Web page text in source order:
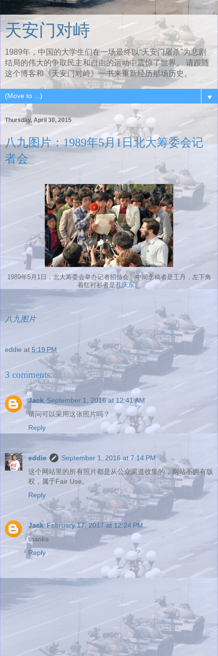
天安门对峙
1989年，中国的大学生们在一场最终以“天安门屠杀”为悲剧
结局的伟大的争取民主和自由的运动中震惊了世界。 请跟随
这个博客和《天安门对峙》一书来重新经历那场历史。
▼
Thursday, April 30, 2015
八九图片：1989年5月1日北大筹委会记
者会
1989年5月1日，北大筹委会举办记者招待会。中间念稿者是王丹，左下角
着红衬衫者是孔庆东。
八九图片
eddie at 5:19 PM
3 comments:
Jack September 1, 2016 at 12:41 AM
请问可以采用这张照片吗？
Reply
eddie
September 1, 2016 at 7:14 PM
这个网站里的所有照片都是从公众渠道收集的，网站不拥有版
权，属于Fair Use。
Reply
Jack February 17, 2017 at 12:24 PM
thanks
Reply